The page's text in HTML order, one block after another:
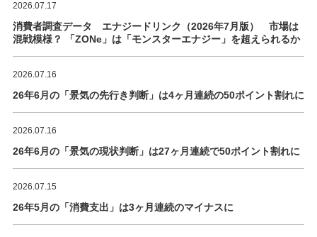
2026.07.17
消費者調査データ エナジードリンク（2026年7月版） 市場は
混戦模様？ 「ZONe」は「モンスターエナジー」を超えられるか
2026.07.16
26年6月の「景気の先行き判断」は4ヶ月連続の50ポイント割れに
2026.07.16
26年6月の「景気の現状判断」は27ヶ月連続で50ポイント割れに
2026.07.15
26年5月の「消費支出」は3ヶ月連続のマイナスに